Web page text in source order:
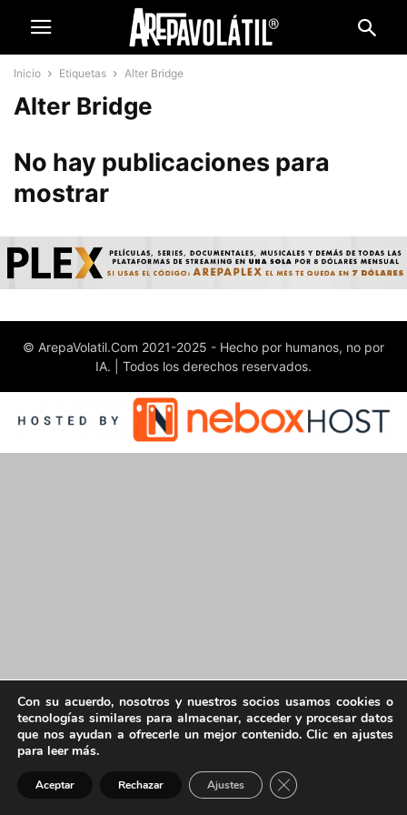
Inicio Etiquetas Alter Bridge
Alter Bridge
No hay publicaciones para
mostrar
© ArepaVolatil.Com 2021-2025 - Hecho por humanos, no por
IA. | Todos los derechos reservados.
Con su acuerdo, nosotros y nuestros socios usamos cookies o
tecnologías similares para almacenar, acceder y procesar datos
que nos ayudan a ofrecerle un mejor contenido. Clic en ajustes
para leer más.
Aceptar Rechazar Ajustes Cerrar el banner de